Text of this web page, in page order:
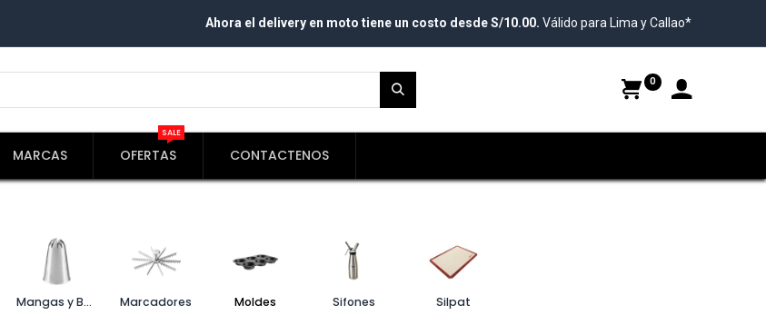
Ahora el delivery en moto tiene un costo desde S/10.00. Válido para Lima y Callao*
0
MARCAS OFERTAS
SALE
CONTACTENOS
Mangas y Boquillas Marcadores Moldes Sifones Silpat